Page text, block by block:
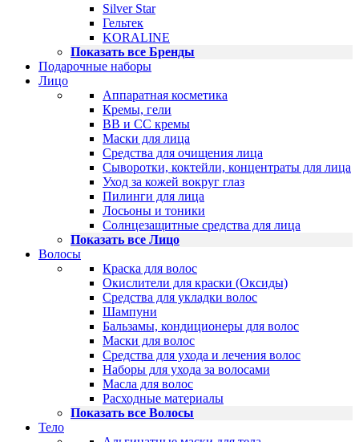
Silver Star
Гельтек
KORALINE
Показать все Бренды
Подарочные наборы
Лицо
Аппаратная косметика
Кремы, гели
BB и CC кремы
Маски для лица
Средства для очищения лица
Сыворотки, коктейли, концентраты для лица
Уход за кожей вокруг глаз
Пилинги для лица
Лосьоны и тоники
Солнцезащитные средства для лица
Показать все Лицо
Волосы
Краска для волос
Окислители для краски (Оксиды)
Средства для укладки волос
Шампуни
Бальзамы, кондиционеры для волос
Маски для волос
Средства для ухода и лечения волос
Наборы для ухода за волосами
Масла для волос
Расходные материалы
Показать все Волосы
Тело